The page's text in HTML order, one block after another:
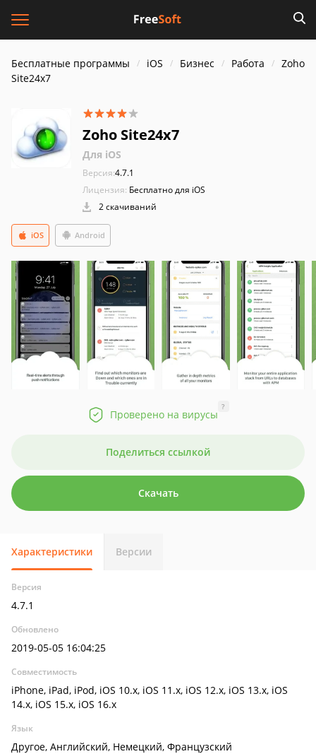
Бесплатные программы iOS Бизнес Работа
Zoho
Site24x7
Zoho Site24x7
Для iOS
Версия:4.7.1
Лицензия: Бесплатно для iOS
2 скачиваний
Android
iOS
Проверено на вирусы
?
Поделиться ссылкой
Скачать
Характеристики Версии
Версия
4.7.1
Обновлено
2019-05-05 16:04:25
Совместимость
iPhone, iPad, iPod, iOS 10.x, iOS 11.x, iOS 12.x, iOS 13.x, iOS
14.x, iOS 15.x, iOS 16.x
Язык
Другое, Английский, Немецкий, Французский